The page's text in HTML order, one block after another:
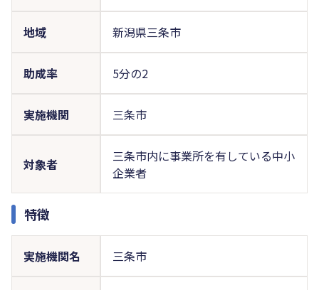
地域 新潟県三条市
助成率 5分の2
実施機関 三条市
対象者
三条市内に事業所を有している中小
企業者
特徴
実施機関名 三条市